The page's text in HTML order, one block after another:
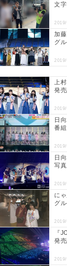
文
加
グ
上
発
日
番
日
写真
に
グ
『
発